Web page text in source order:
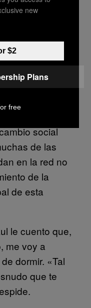
del
erotismo, pero
eso. El
toda su
apoyado en
esto es un
algo que
tiene el
social
de las
en la red no
de la
de esta
le cuento que,
me voy a
dormir. «Tal
que te
new
$2
Plans
free